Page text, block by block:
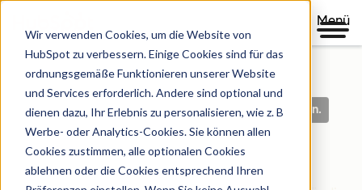
Wir verwenden Cookies, um die Website von
HubSpot zu verbessern. Einige Cookies sind für das
ordnungsgemäße Funktionieren unserer Website
und Services erforderlich. Andere sind optional und
dienen dazu, Ihr Erlebnis zu personalisieren, wie z. B
Werbe- oder Analytics-Cookies. Sie können allen
Cookies zustimmen, alle optionalen Cookies
ablehnen oder die Cookies entsprechend Ihren
Menü
Klare Richtlinien. Auf der Grundlage von Vertrauen.
Legal Center